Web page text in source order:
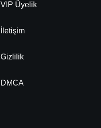
VIP Üyelik
İletişim
Gizlilik
DMCA